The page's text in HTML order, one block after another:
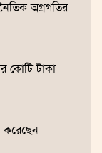
অগ্রগতির
কোটি টাকা
করেছেন